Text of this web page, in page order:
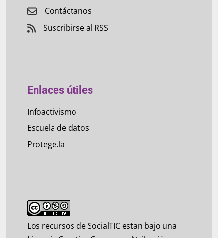
Contáctanos
Suscribirse al RSS
Enlaces útiles
Infoactivismo
Escuela de datos
Protege.la
Los recursos de SocialTIC estan bajo una